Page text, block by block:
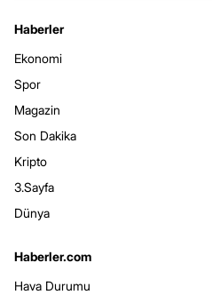
Haberler
Ekonomi
Spor
Magazin
Son Dakika
Kripto
3.Sayfa
Dünya
Haberler.com
Hava Durumu